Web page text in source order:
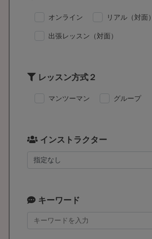
オンライン リアル（対面）
出張レッスン（対面）
レッスン方式２
マンツーマン グループ
インストラクター
キーワード